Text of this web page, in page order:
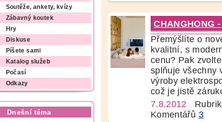
Soutěže, ankety, kvízy
Zábavný koutek
Hry
Diskuse
Píšete sami
Katalog služeb
Počasí
Odkazy
Dnešní téma
CHANGHONG
Přemýšlíte o
kvalitní, s
cenu? Pak
splňuje všechny
výroby
což je jistě
7.8.2012
Komentářů 3